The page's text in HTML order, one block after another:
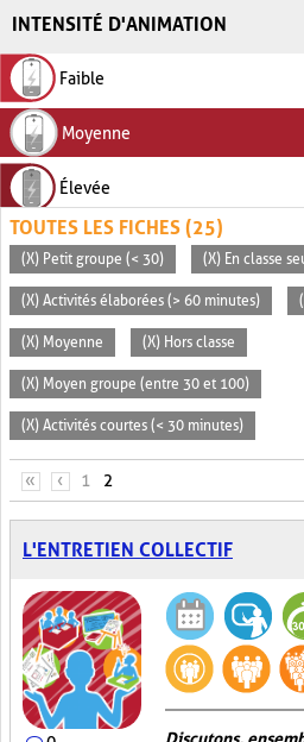
INTENSITÉ D'ANIMATION
Faible
Moyenne
Élevée
TOUTES LES FICHES (25)
(X) Petit groupe (< 30) (X) En classe
(X) Activités élaborées (> 60 minutes)
(X) Moyenne (X) Hors classe
(X) Moyen groupe (entre 30 et 100)
(X) Activités courtes (< 30 minutes)
PAGES
« ‹ 1 2
L'ENTRETIEN COLLECTIF